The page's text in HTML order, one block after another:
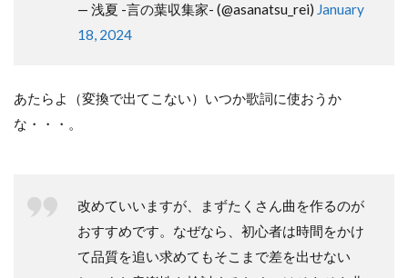
— 浅夏 -言の葉収集家- (@asanatsu_rei) January
18, 2024
あたらよ（変換で出てこない）いつか歌詞に使おうか
な・・・。
改めていいますが、まずたくさん曲を作るのが
おすすめです。なぜなら、初心者は時間をかけ
て品質を追い求めてもそこまで差を出せない